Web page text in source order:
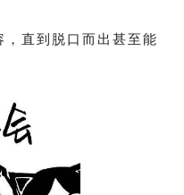
直到脱口而出甚至能